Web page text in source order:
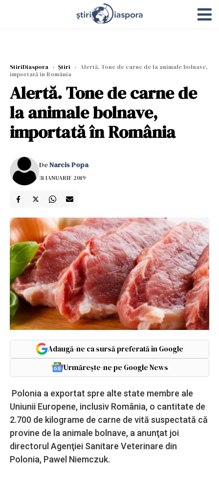
StiriDiaspora › Știri › Alertă. Tone de carne de la animale bolnave,
importată în România
Alertă. Tone de carne de
la animale bolnave,
importată în România
DeNarcis Popa
31 IANUARIE 2019
Adaugă-ne ca sursă preferată în Google
Urmărește-ne pe Google News
Polonia a exportat spre alte state membre ale
Uniunii Europene, inclusiv România, o cantitate de
2.700 de kilograme de carne de vită suspectată că
provine de la animale bolnave, a anunţat joi
directorul Agenţiei Sanitare Veterinare din
Polonia, Pawel Niemczuk.